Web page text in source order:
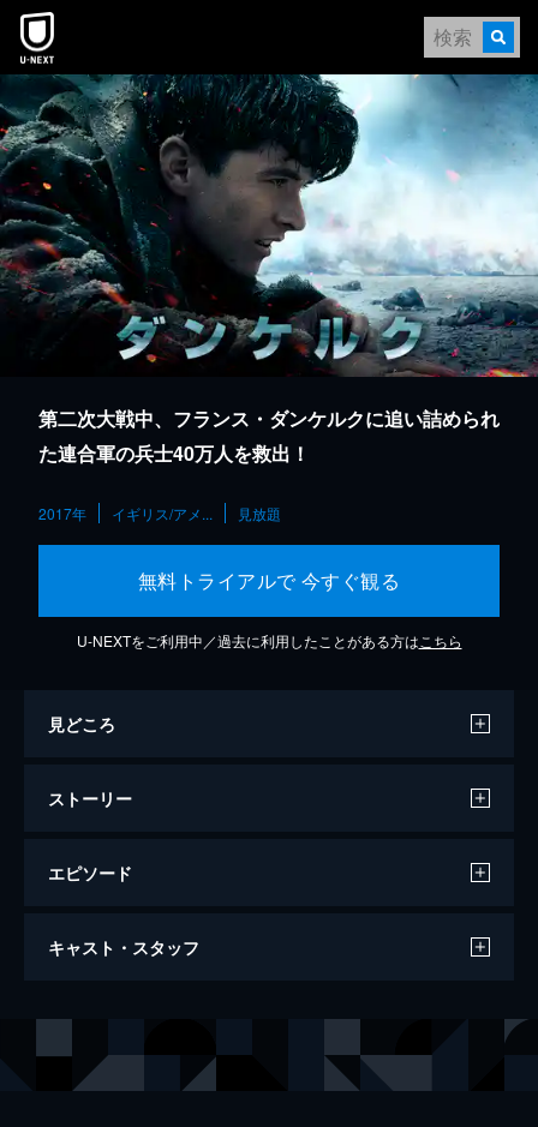
本文へスキップ
第二次大戦中、フランス・ダンケルクに追い詰められ
た連合軍の兵士40万人を救出！
2017年 イギリス/アメ... 見放題
無料トライアルで 今すぐ観る
U-NEXTをご利用中／過去に利用したことがある方は こちら
見どころ
ストーリー
エピソード
ダンケルク
キャスト・スタッフ
ピーター